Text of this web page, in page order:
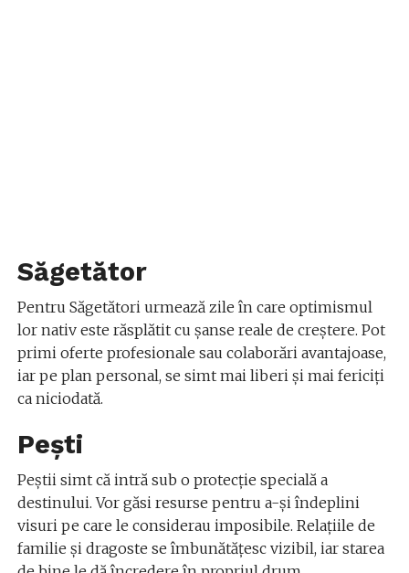
Săgetător
Pentru Săgetători urmează zile în care optimismul
lor nativ este răsplătit cu șanse reale de creștere. Pot
primi oferte profesionale sau colaborări avantajoase,
iar pe plan personal, se simt mai liberi și mai fericiți
ca niciodată.
Pești
Peștii simt că intră sub o protecție specială a
destinului. Vor găsi resurse pentru a-și îndeplini
visuri pe care le considerau imposibile. Relațiile de
familie și dragoste se îmbunătățesc vizibil, iar starea